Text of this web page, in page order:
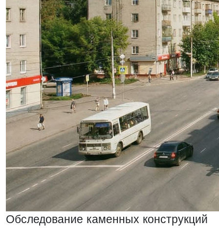
Обследование каменных конструкций